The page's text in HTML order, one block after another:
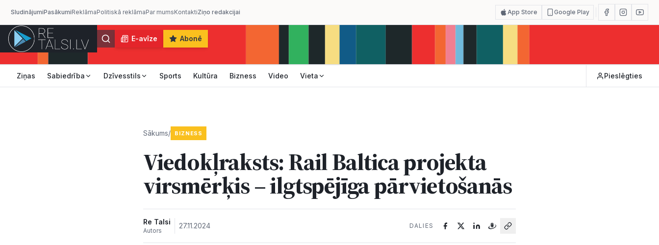
SludinājumiPasākumiReklāmaPolitiskā reklāmaPar mumsKontaktiZiņo redakcijai App Store Google Play
E-avīze Abonē
Ziņas Sabiedrība Dzīvesstils Sports Kultūra Bizness Video Vieta Pieslēgties
Sākums/ BIZNESS
Viedokļraksts: Rail Baltica projekta
virsmērķis – ilgtspējīga pārvietošanās
Re Talsi
Autors
27.11.2024 DALIES